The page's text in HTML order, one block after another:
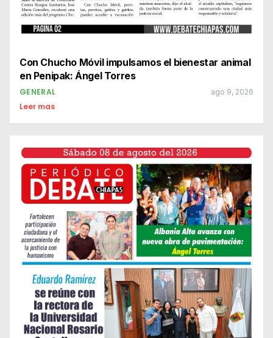
Con Chucho Móvil impulsamos el bienestar animal
en Penipak: Ángel Torres
GENERAL ago 9, 2026
Leer mas